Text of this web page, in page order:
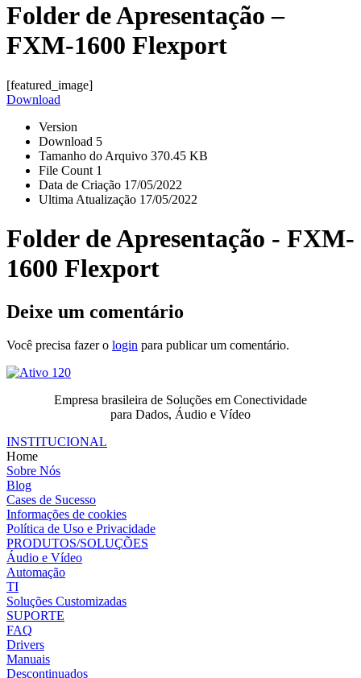
Folder de Apresentação –
FXM-1600 Flexport
[featured_image]
Download
Version
Download 5
Tamanho do Arquivo 370.45 KB
File Count 1
Data de Criação 17/05/2022
Ultima Atualização 17/05/2022
Folder de Apresentação - FXM-
1600 Flexport
Deixe um comentário
Você precisa fazer o login para publicar um comentário.
Empresa brasileira de Soluções em Conectividade
para Dados, Áudio e Vídeo
INSTITUCIONAL
Home
Sobre Nós
Blog
Cases de Sucesso
Informações de cookies
Política de Uso e Privacidade
PRODUTOS/SOLUÇÕES
Áudio e Vídeo
Automação
TI
Soluções Customizadas
SUPORTE
FAQ
Drivers
Manuais
Descontinuados